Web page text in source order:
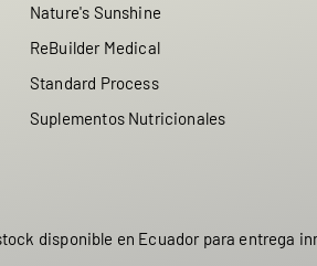
Nature's Sunshine
ReBuilder Medical
Standard Process
Suplementos Nutricionales
disponible en Ecuador para entrega